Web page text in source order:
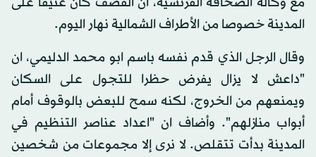
المدينة خصوصا من الأطراف الشمالية نهار اليوم.
وقال الرجل الذي قدم نفسه باسم ابو محمد الدليمي، ان
"داعش لا يزال يفرض حظرا للتجول على السكان
ويمنعهم من الخروج، لكنه سمح للبعض بالوقوف أمام
أبواب منازلهم". وأضاف ان "اعداد عناصر التنظيم في
المدينة بدأت تتقلص. لا نرى إلا مجموعات من شخصين